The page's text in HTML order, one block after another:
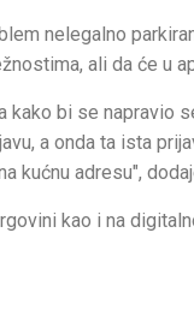
nelegalno
ali da će u
bi se napravio
a onda ta ista
kućnu adresu",
kao i na